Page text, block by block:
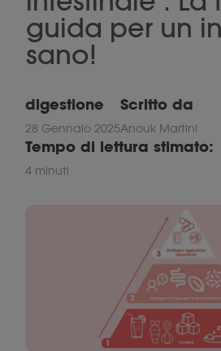
guida per un
sano!
digestione
28 Gennaio 2025
Scritto da
Anouk Martini
Tempo di lettura stimato:
4 minuti